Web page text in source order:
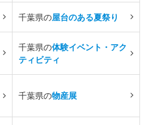
千葉県の屋台のある夏祭り
千葉県の体験イベント・アク
ティビティ
千葉県の物産展